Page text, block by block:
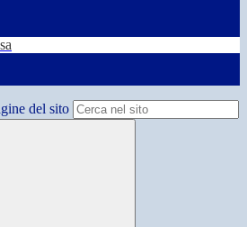
del sito